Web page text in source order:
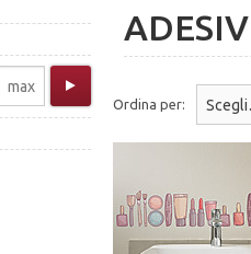
Per Pareti
Lavagne Planning
Scritte Per Specchi
Orologi Parete Adesivi
Ciglia Decorative
Stampe In
Ordina per: